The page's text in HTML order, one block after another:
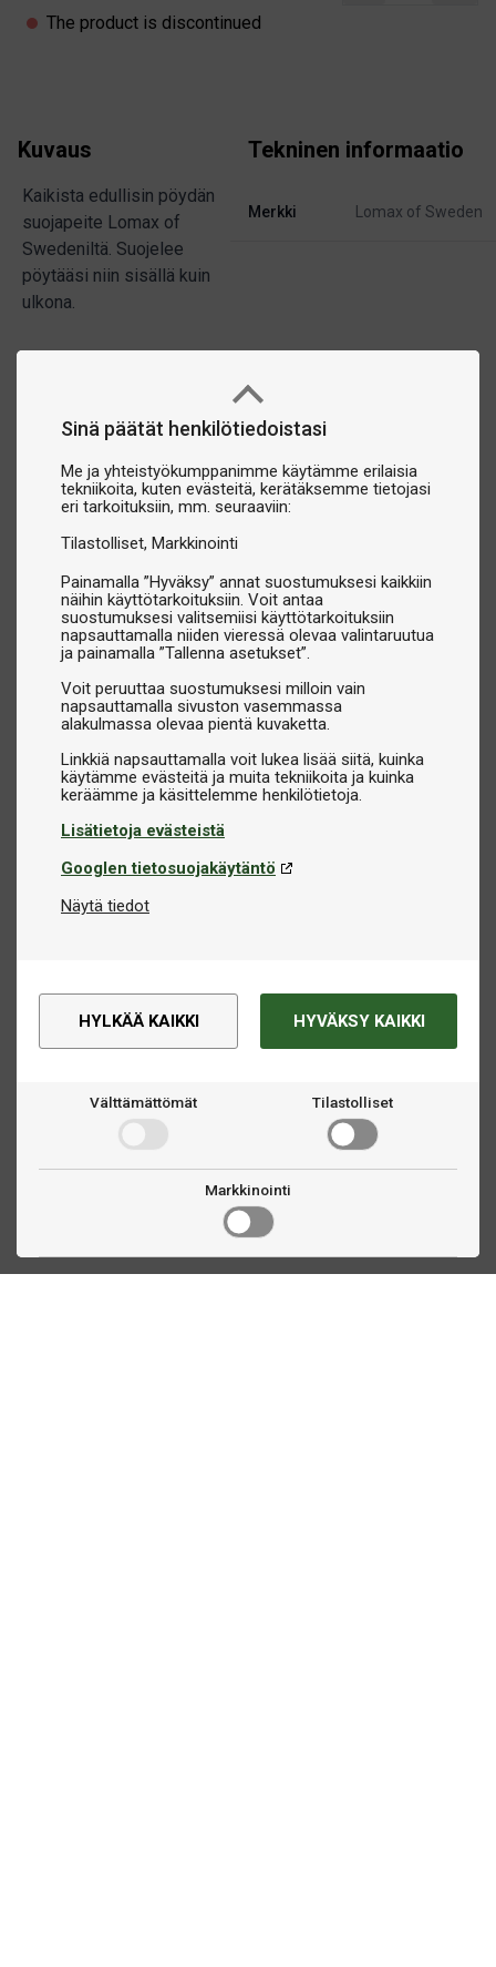
Sinä päätät henkilötiedoistasi
Me ja yhteistyökumppanimme käytämme erilaisia
tekniikoita, kuten evästeitä, kerätäksemme tietojasi
eri tarkoituksiin, mm. seuraaviin:
Tilastolliset Markkinointi
Painamalla ”Hyväksy” annat suostumuksesi kaikkiin
näihin käyttötarkoituksiin. Voit antaa
suostumuksesi valitsemiisi käyttötarkoituksiin
napsauttamalla niiden vieressä olevaa valintaruutua
ja painamalla ”Tallenna asetukset”.
Voit peruuttaa suostumuksesi milloin vain
napsauttamalla sivuston vasemmassa
alakulmassa olevaa pientä kuvaketta.
Linkkiä napsauttamalla voit lukea lisää siitä, kuinka
käytämme evästeitä ja muita tekniikoita ja kuinka
Lisätietoja evästeistä
Googlen tietosuojakäytäntö
Näytä tiedot
HYLKÄÄ KAIKKI HYVÄKSY KAIKKI
Välttämättömät Tilastolliset
Markkinointi
The product is discontinued
Kuvaus
Kaikista edullisin pöydän
suojapeite Lomax of
Swedeniltä. Suojelee
pöytääsi niin sisällä kuin
ulkona.
Tekninen informaatio
Merkki Lomax of Sweden